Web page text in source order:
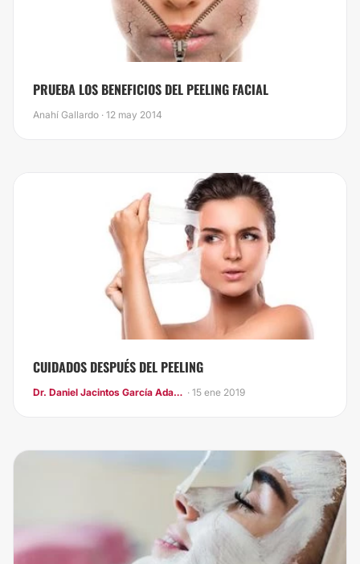
PRUEBA LOS BENEFICIOS DEL PEELING FACIAL
Anahí Gallardo · 12 may 2014
CUIDADOS DESPUÉS DEL PEELING
Dr. Daniel Jacintos García Adava · 15 ene 2019